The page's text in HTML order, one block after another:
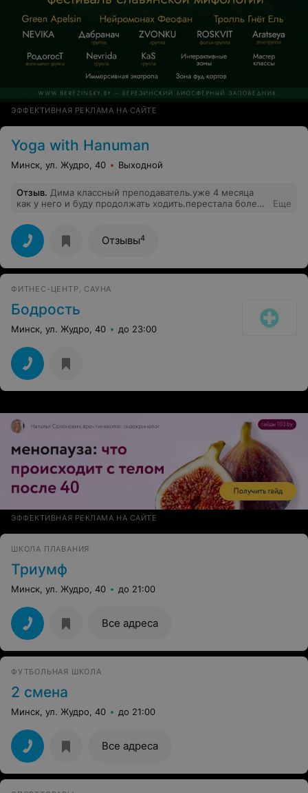
ЭФФЕКТИВНАЯ РЕКЛАМА НА САЙТЕ
Yoga with Hanuman
Минск, ул. Жудро, 40 Выходной
Отзыв. Дима классный преподаватель.уже 4 месяца
как у него и буду продолжать ходить.перестала болеть
Еще
Отзывы4
ФИТНЕС-ЦЕНТР, САУНА
Бодрость
Минск, ул. Жудро, 40 до 23:00
ЭФФЕКТИВНАЯ РЕКЛАМА НА САЙТЕ
ШКОЛА ПЛАВАНИЯ
Триумф
Минск, ул. Жудро, 40 до 21:00
Все адреса
ФУТБОЛЬНАЯ ШКОЛА
2 смена
Минск, ул. Жудро, 40 до 21:00
Все адреса